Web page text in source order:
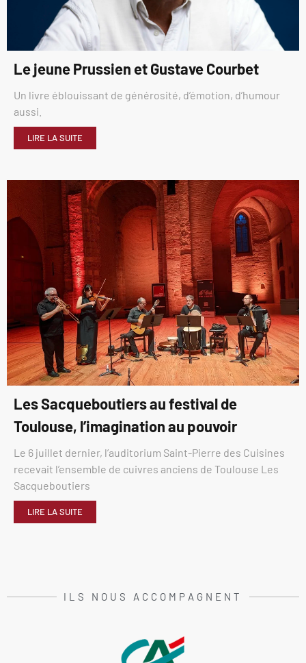
Le jeune Prussien et Gustave Courbet
Un livre éblouissant de générosité, d’émotion, d’humour
aussi.
LIRE LA SUITE
Les Sacqueboutiers au festival de
Toulouse, l’imagination au pouvoir
Le 6 juillet dernier, l’auditorium Saint-Pierre des Cuisines
recevait l’ensemble de cuivres anciens de Toulouse Les
Sacqueboutiers
LIRE LA SUITE
ILS NOUS ACCOMPAGNENT